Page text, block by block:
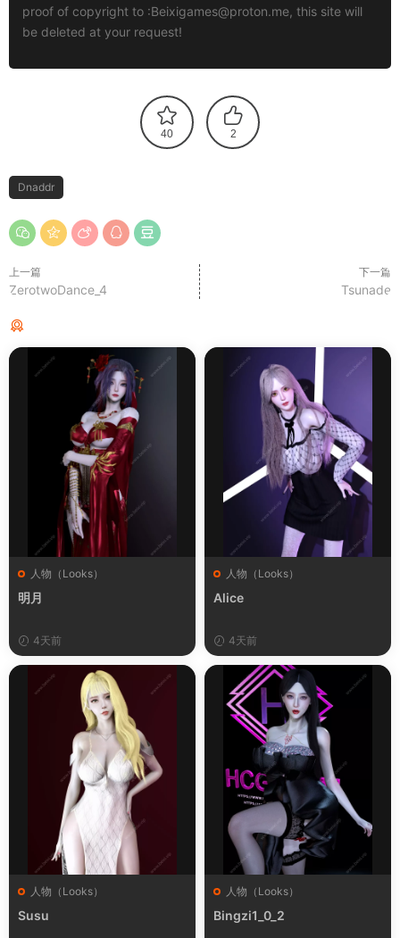
proof of copyright to :Beixigames@proton.me, this site will
be deleted at your request!
40 2
Dnaddr
上一篇
ZerotwoDance_4
下一篇
Tsunade
人物（Looks）
明月
4天前
人物（Looks）
Alice
4天前
人物（Looks）
Susu
人物（Looks）
Bingzi1_0_2